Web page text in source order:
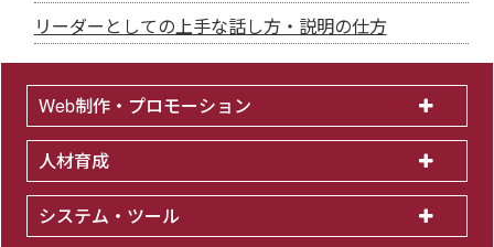
リーダーとしての上手な話し方・説明の仕方
Web制作・プロモーション
人材育成
システム・ツール